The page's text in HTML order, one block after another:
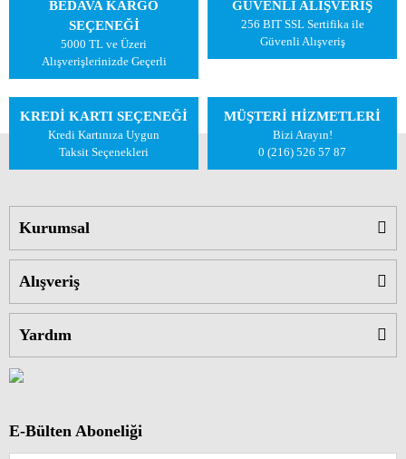
BEDAVA KARGO
SEÇENEĞİ
5000 TL ve Üzeri
Alışverişlerinizde Geçerli
GÜVENLİ ALIŞVERİŞ
256 BIT SSL Sertifika ile
Güvenli Alışveriş
KREDİ KARTI SEÇENEĞİ
Kredi Kartınıza Uygun
Taksit Seçenekleri
MÜŞTERİ HİZMETLERİ
Bizi Arayın!
0 (216) 526 57 87
Kurumsal
Alışveriş
Yardım
E-Bülten Aboneliği